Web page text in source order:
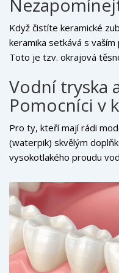
Když čistíte keramické
keramika setkává s
Toto je tzv. okrajová
tření. Horizontální pohyb
okraje. Důležitější než
hygiena. Mezizubní nit
nebo mosty. Investujte
velikostí.Prostor pod
opatrně, aniž byste
Vodní tryska
Pomocníci v
Pro ty, kteří mají rádi
(waterpik) skvělým
vysokotlakého proudu
Nastavte tlak na střední
bolestivý pro dásně a
kartáčky jsou také
vibracemi, nikoliv třením
s drobnou motorikou,
čištění.